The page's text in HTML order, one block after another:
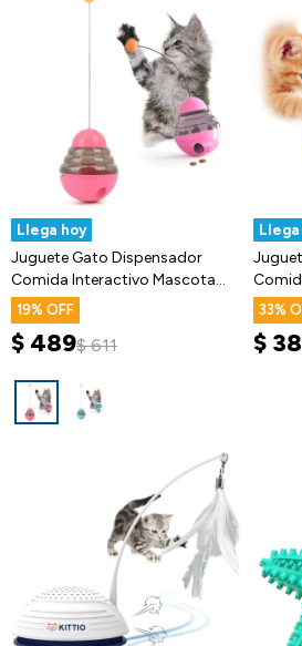
Llega hoy
Juguete Gato Dispensador
Comida Interactivo Mascota
Alimento
19
$ 489$ 611
Nivel
33
$